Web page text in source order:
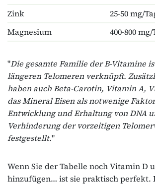
Zink
25-50 mg/
Magnesium
400-800 mg/
"Die gesamte Familie der B-Vitamine
längeren Telomeren verknüpft.
haben auch Beta-Carotin, Vitamin A,
das Mineral Eisen als notwenige
Entwicklung und Erhaltung von DNA
Verhinderung der vorzeitigen
festgestellt."
Wenn Sie der Tabelle noch Vitamin D
hinzufügen… ist sie praktisch perfekt.